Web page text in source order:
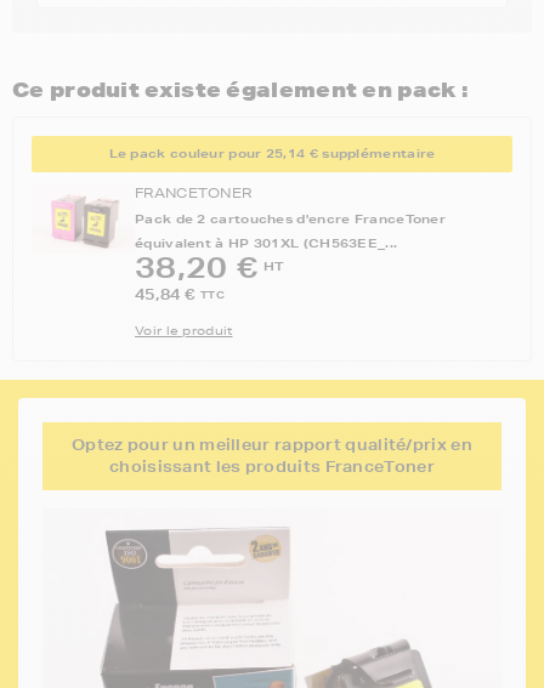
Optez pour un meilleur rapport qualité/prix en
choisissant les produits FranceToner
Ce produit existe également en pack :
Le pack couleur pour 25,14 € supplémentaire
FRANCETONER
Pack de 2 cartouches d'encre FranceToner
équivalent à HP 301XL (CH563EE_...
38,20 € HT
45,84 € TTC
Voir le produit